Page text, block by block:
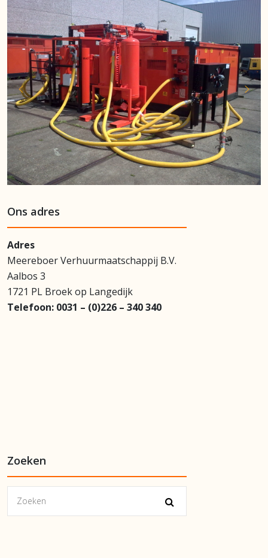
Ons adres
Adres
Meereboer Verhuurmaatschappij B.V.
Aalbos 3
1721 PL Broek op Langedijk
Telefoon: 0031 – (0)226 – 340 340
Zoeken